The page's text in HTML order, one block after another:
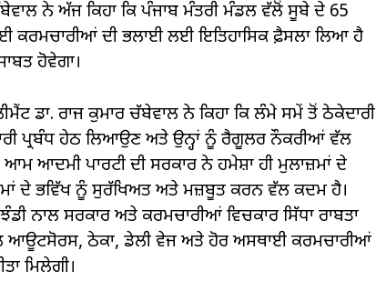
ਨੇ ਅੱਜ ਕਿਹਾ ਕਿ ਪੰਜਾਬ ਮੰਤਰੀ ਮੰਡਲ ਵੱਲੋਂ ਸੂਬੇ ਦੇ 65
ਦੀ ਭਲਾਈ ਲਈ ਇਤਿਹਾਸਿਕ ਫ਼ੈਸਲਾ ਲਿਆ ਹੈ
ਹੋਵੇਗਾ।
ਡਾ. ਰਾਜ ਕੁਮਾਰ ਚੱਬੇਵਾਲ ਨੇ ਕਿਹਾ ਕਿ ਲੰਮੇ ਸਮੇਂ ਤੋਂ ਠੇਕੇਦਾਰੀ
ਪ੍ਰਬੰਧ ਹੇਠ ਲਿਆਉਣ ਅਤੇ ਉਨ੍ਹਾਂ ਨੂੰ ਰੈਗੂਲਰ ਨੌਕਰੀਆਂ ਵੱਲ
ਆਮ ਆਦਮੀ ਪਾਰਟੀ ਦੀ ਸਰਕਾਰ ਨੇ ਹਮੇਸ਼ਾ ਹੀ ਮੁਲਾਜ਼ਮਾਂ ਦੇ
ਦੇ ਭਵਿੱਖ ਨੂੰ ਸੁਰੱਖਿਅਤ ਅਤੇ ਮਜ਼ਬੂਤ ਕਰਨ ਵੱਲ ਕਦਮ ਹੈ।
ਨਾਲ ਸਰਕਾਰ ਅਤੇ ਕਰਮਚਾਰੀਆਂ ਵਿਚਕਾਰ ਸਿੱਧਾ ਰਾਬਤਾ
ਆਊਟਸੋਰਸ, ਠੇਕਾ, ਡੇਲੀ ਵੇਜ ਅਤੇ ਹੋਰ ਅਸਥਾਈ ਕਰਮਚਾਰੀਆਂ
ਮਿਲੇਗੀ।